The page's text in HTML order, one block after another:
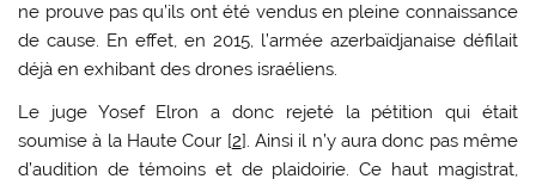
ne prouve pas qu’ils ont été vendus en pleine connaissance
de cause. En effet, en 2015, l’armée azerbaïdjanaise défilait
déjà en exhibant des drones israéliens.
Le juge Yosef Elron a donc rejeté la pétition qui était
soumise à la Haute Cour [2]. Ainsi il n’y aura donc pas même
d’audition de témoins et de plaidoirie. Ce haut magistrat,